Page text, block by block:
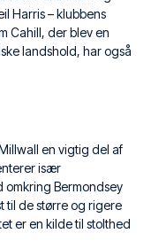
Harris – klubbens
Cahill, der blev en
landshold, har også
en vigtig del af
især
Bermondsey
til de større og rigere
er en kilde til stolthed